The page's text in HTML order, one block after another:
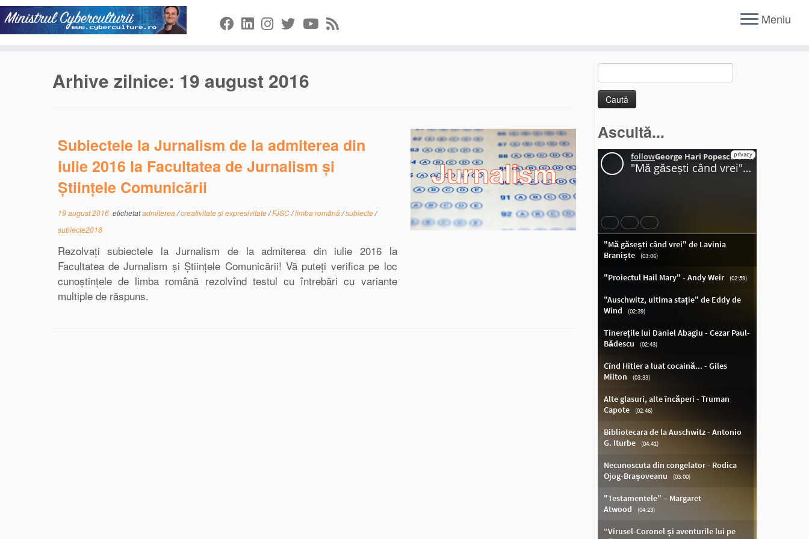
Sari
la
Meniu
Arhive zilnice: 19 august 2016
Subiectele la Jurnalism de la admiterea din
iulie 2016 la Facultatea de Jurnalism și
Științele Comunicării
19 august 2016etichetatadmiterea/creativitate și expresivitate/FJSC/limba română/subiecte/
subiecte2016
Rezolvați subiectele la Jurnalism de la admiterea din iulie 2016 la
Facultatea de Jurnalism și Științele Comunicării! Vă puteți verifica pe loc
cunoștințele de limba română rezolvînd testul cu întrebări cu variante
multiple de răspuns.
după:
Ascultă...